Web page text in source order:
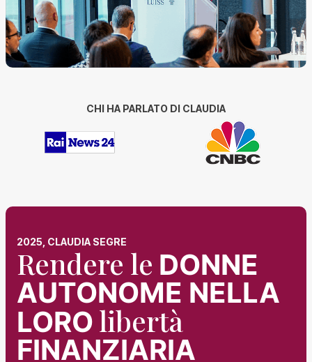
CHI HA PARLATO DI CLAUDIA
2025, CLAUDIA SEGRE
Rendere le DONNE
AUTONOME NELLA
LORO libertà
FINANZIARIA